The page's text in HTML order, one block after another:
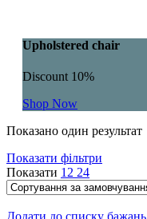
Upholstered chair
Discount 10%
Shop Now
Показано один результат
Показати фільтри
Показати 12 24